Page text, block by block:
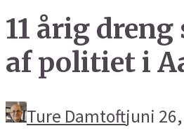
Forside
Navnestof og
Kunst og kultur
11 årig
af politiet i
Ture Damtoftjuni